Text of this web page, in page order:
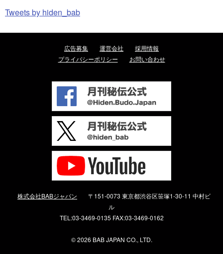
Tweets by hiden_bab
広告募集 運営会社
採用情報
プライバシーポリシー
お問い合わせ
株式会社BABジャパン
〒151-0073 東京都渋谷区笹塚1-30-11 中村ビ
ル
TEL:03-3469-0135 FAX:03-3469-0162
©2026 BAB JAPAN CO., LTD.